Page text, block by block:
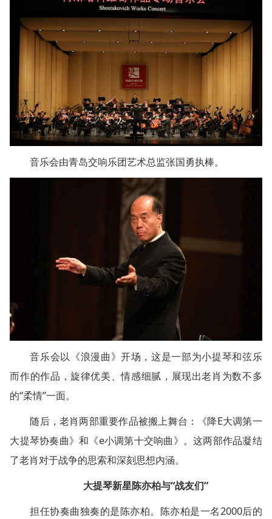
音乐会由青岛交响乐团艺术总监张国勇执棒。
音乐会以《浪漫曲》开场，这是一部为小提琴和弦乐
而作的作品，旋律优美、情感细腻，展现出老肖为数不多
的“柔情”一面。
随后，老肖两部重要作品被搬上舞台：《降E大调第一
大提琴协奏曲》和《e小调第十交响曲》。这两部作品凝结
了老肖对于战争的思索和深刻思想内涵。
大提琴新星陈亦柏与“战友们”
担任协奏曲独奏的是陈亦柏。陈亦柏是一名2000后的